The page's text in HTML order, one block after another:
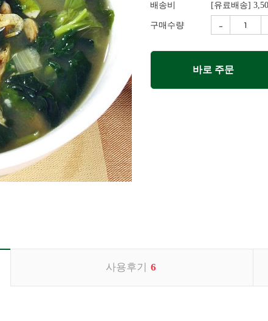
배송비 [유료배송]
구매수량 -
바로 주문
사용후기 6